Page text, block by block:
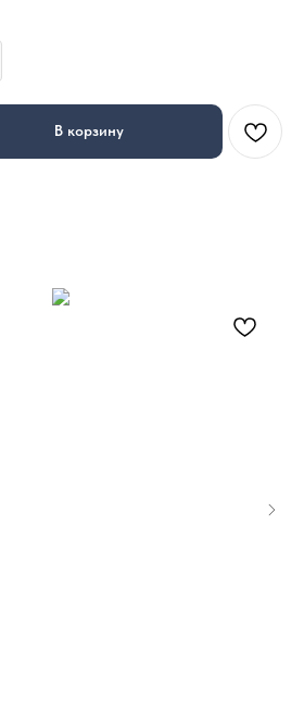
В корзину